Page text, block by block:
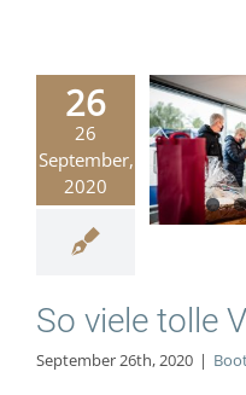
26
26
September,
2020
tolle
So viele tolle
September 26th, 2020 |